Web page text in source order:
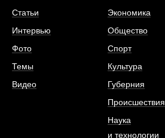
Статьи
Интервью
Фото
Темы
Видео
Экономика
Общество
Спорт
Культура
Губерния
Происшествия
Наука
и технологии